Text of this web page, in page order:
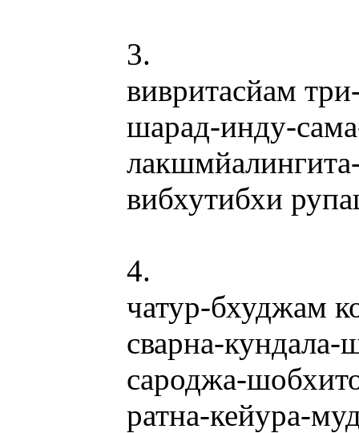
3.
вивритасйам
шарад-инду-
вибхутибхи
4.
чатур-бхуджам
сварна-
сароджа-
ратна-кейура-